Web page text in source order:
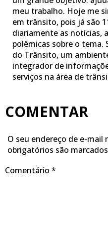
meu trabalho. Hoje me
em trânsito, pois já são
diariamente as notícias,
polêmicas sobre o tema.
do Trânsito, um
integrador de
serviços na área de
COMENTAR
O seu endereço de e-mail
obrigatórios são
Comentário *